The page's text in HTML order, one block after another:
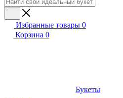
Избранные товары 0
Корзина 0
Букеты